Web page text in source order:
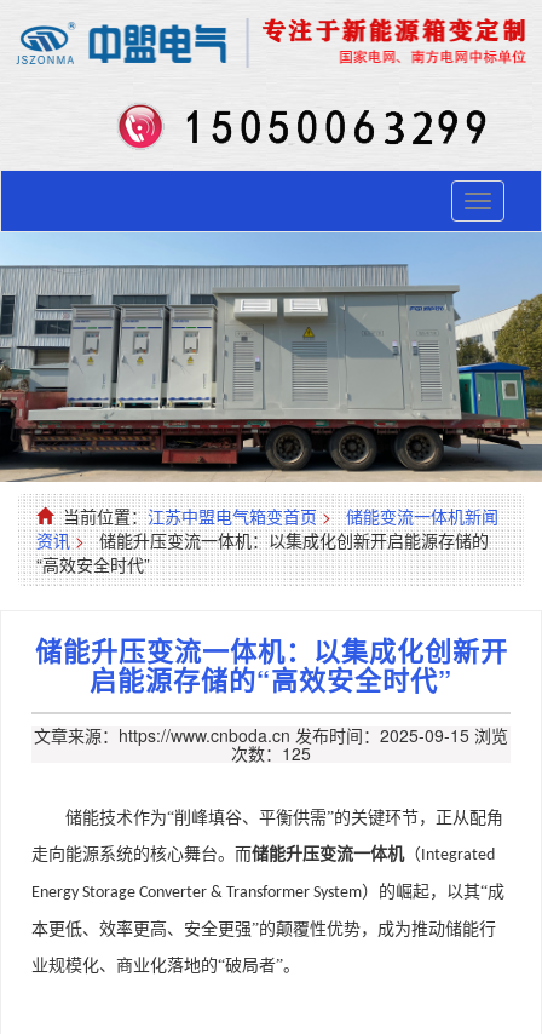
Toggle
当前位置：江苏中盟电气箱变首页 >
储能变流一体机新闻
资讯 > 储能升压变流一体机：以集成化创新开启能源存储的
“高效安全时代”
储能升压变流一体机：以集成化创新开
启能源存储的“高效安全时代”
文章来源：https://www.cnboda.cn 发布时间：2025-09-15 浏览
次数：125
储能技术作为“削峰填谷、平衡供需”的关键环节，正从配角
走向能源系统的核心舞台。而储能升压变流一体机（Integrated
Energy Storage Converter & Transformer System）的崛起，以其“成
本更低、效率更高、安全更强”的颠覆性优势，成为推动储能行
业规模化、商业化落地的“破局者”。